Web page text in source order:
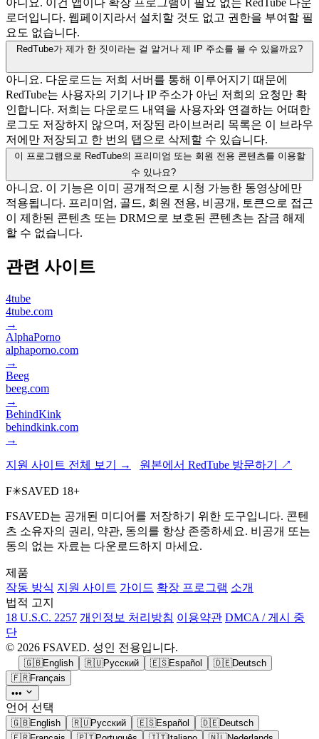
아니요. 이건 앱이나 확장 프로그램이 필요 없는 RedTube 다운
로더입니다. 웹페이지라서 설치할 것도 없고 권한을 부여할 필
요도 없습니다.
RedTube가 제가 한 짓이라는 걸 알거나 제 IP 주소를 볼 수 있을까요?
아니요. 다운로드는 저희 서버를 통해 이루어지기 때문에
RedTube는 사용자의 기기나 IP 주소가 아닌 저희의 요청만 확
인합니다. 저희는 다운로드 내역을 사용자와 연결하는 어떠한
로그도 저장하지 않으며, 저장된 라이브러리 목록은 이 브라우
저에만 저장되고 한 번의 탭으로 삭제할 수 있습니다.
이 프로그램으로 RedTube의 프리미엄 또는 회원 전용 콘텐츠를 이용할
수 있나요?
아니요. 이 기능은 이미 공개적으로 시청 가능한 동영상에만
적용됩니다. 프리미엄, 골드, 회원 전용, 비공개, 토큰으로 접근
이 제한된 콘텐츠 또는 DRM으로 보호된 콘텐츠는 잠금 해제
할 수 없습니다.
관련 사이트
4tube
4tube.com
→
AlphaPorno
alphaporno.com
→
Beeg
beeg.com
→
BehindKink
behindkink.com
→
지원 사이트 전체 보기 → 원본에서 RedTube 방문하기 ↗
F✳SAVED 18+
FSAVED는 공개된 미디어를 저장하기 위한 도구입니다. 콘텐
츠 소유자의 권리, 약관, 동의를 항상 존중하세요. 비공개 또는
동의 없는 자료는 다운로드하지 마세요.
제품
작동 방식 지원 사이트 가이드 확장 프로그램 소개
법적 고지
18 U.S.C. 2257 개인정보 처리방침 이용약관 DMCA / 게시 중
단
© 2026 FSAVED. 성인 전용입니다.
🇬🇧English 🇷🇺Русский 🇪🇸Español 🇩🇪Deutsch
🇫🇷Français
•••
언어 선택
🇬🇧English 🇷🇺Русский 🇪🇸Español 🇩🇪Deutsch